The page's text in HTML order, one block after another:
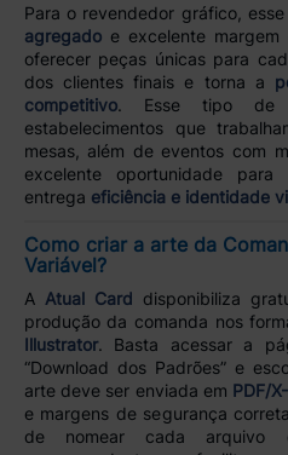
Para o revendedor gráfico,
agregadoe excelente margem
oferecer peças únicas para
dos clientes finais e torna a
competitivo. Esse tipo de
estabelecimentos que
mesas, além de eventos com
excelente oportunidade
entrega eficiência e identidade
Como criar a arte da
Variável?
A Atual Card
disponibiliza
produção da comanda nos
Illustrator. Basta acessar a
“Download dos Padrões” e
arte deve ser enviada em PDF/
e margens de segurança
de nomear cada